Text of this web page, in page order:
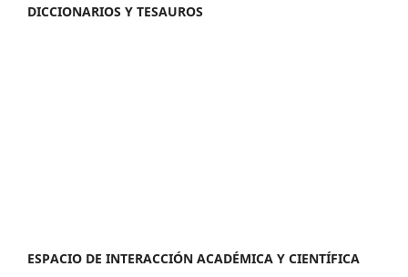
DICCIONARIOS Y TESAUROS
ESPACIO DE INTERACCIÓN ACADÉMICA Y CIENTÍFICA